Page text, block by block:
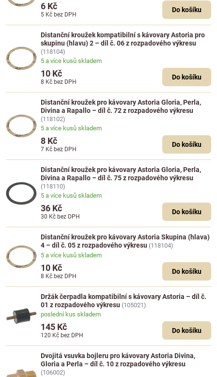
6 Kč
5 Kč bez DPH
Do košíku
Distanční kroužek kompatibilní s kávovary Astoria pro
skupinu (hlavu) 2 – díl č. 06 z rozpadového výkresu
(118104)
5 a více kusů skladem
10 Kč
8 Kč bez DPH
Do košíku
Distanční kroužek pro kávovary Astoria Gloria, Perla,
Divina a Rapallo – díl č. 72 z rozpadového výkresu
(118102)
5 a více kusů skladem
8 Kč
7 Kč bez DPH
Do košíku
Distanční kroužek pro kávovary Astoria Gloria, Perla,
Divina a Rapallo – díl č. 75 z rozpadového výkresu
(118110)
5 a více kusů skladem
36 Kč
30 Kč bez DPH
Do košíku
Distanční kroužek pro kávovary Astoria Skupina (hlava)
4 – díl č. 05 z rozpadového výkresu (118104)
5 a více kusů skladem
10 Kč
8 Kč bez DPH
Do košíku
Držák čerpadla kompatibilní s kávovary Astoria – díl č.
01 z rozpadového výkresu (105021)
poslední kus skladem
145 Kč
120 Kč bez DPH
Do košíku
Dvojitá vsuvka bojleru pro kávovary Astoria Divina,
Gloria a Perla – díl č. 10 z rozpadového výkresu
(106002)